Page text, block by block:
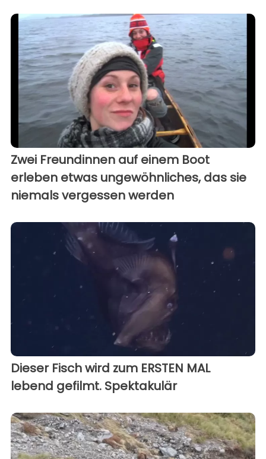
Zwei Freundinnen auf einem Boot
erleben etwas ungewöhnliches, das sie
niemals vergessen werden
Dieser Fisch wird zum ERSTEN MAL
lebend gefilmt. Spektakulär